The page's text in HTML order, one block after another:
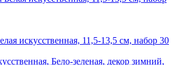
искусственная, 11,5-13,5 см, набор 30